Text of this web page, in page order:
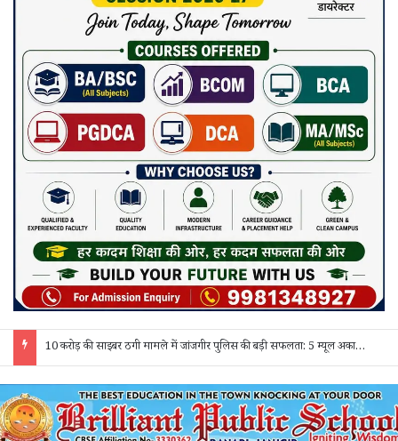
10 करोड़ की साइबर ठगी मामले में जांजगीर पुलिस की बड़ी सफलता: 5 म्यूल अकाउंट होल्डर गिरफ्तार